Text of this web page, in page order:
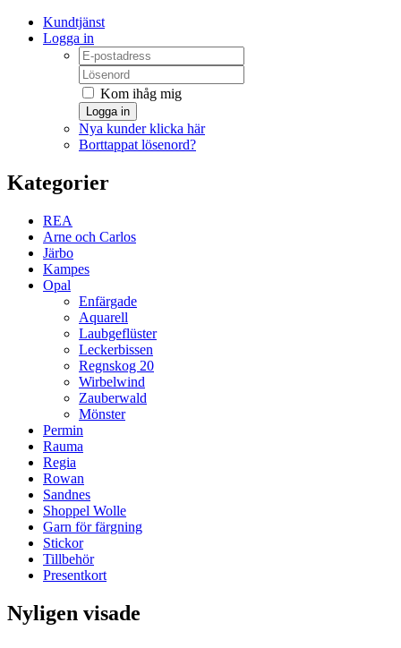
Kundtjänst
Logga in
Kom ihåg mig
Logga in
Nya kunder klicka här
Borttappat lösenord?
Kategorier
REA
Arne och Carlos
Järbo
Kampes
Opal
Enfärgade
Aquarell
Laubgeflüster
Leckerbissen
Regnskog 20
Wirbelwind
Zauberwald
Mönster
Permin
Rauma
Regia
Rowan
Sandnes
Shoppel Wolle
Garn för färgning
Stickor
Tillbehör
Presentkort
Nyligen visade